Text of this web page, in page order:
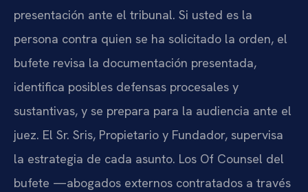
presentación ante el tribunal. Si usted es la
persona contra quien se ha solicitado la orden, el
bufete revisa la documentación presentada,
identifica posibles defensas procesales y
sustantivas, y se prepara para la audiencia ante el
juez. El Sr. Sris, Propietario y Fundador, supervisa
la estrategia de cada asunto. Los Of Counsel del
bufete —abogados externos contratados a través